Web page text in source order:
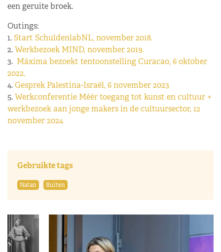
een geruite broek.
Outings:
1. Start SchuldenlabNL, november 2018.
2.Werkbezoek MIND, november 2019.
3. Máxima bezoekt tentoonstelling Curacao, 6 oktober
2022.
4.Gesprek Palestina-Israël, 6 november 2023
5.Werkconferentie Méér toegang tot kunst en cultuur +
werkbezoek aan jonge makers in de cultuursector, 12
november 2024
Gebruikte tags
Natan Ruiten